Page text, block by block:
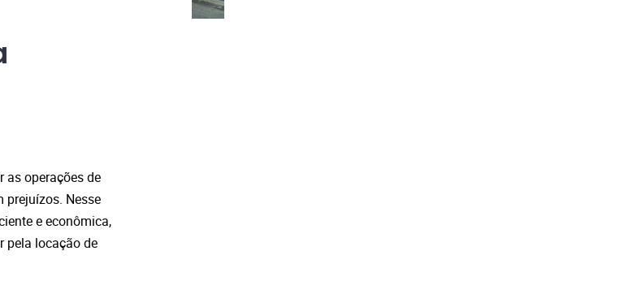
as operações de
prejuízos. Nesse
e econômica,
pela locação de